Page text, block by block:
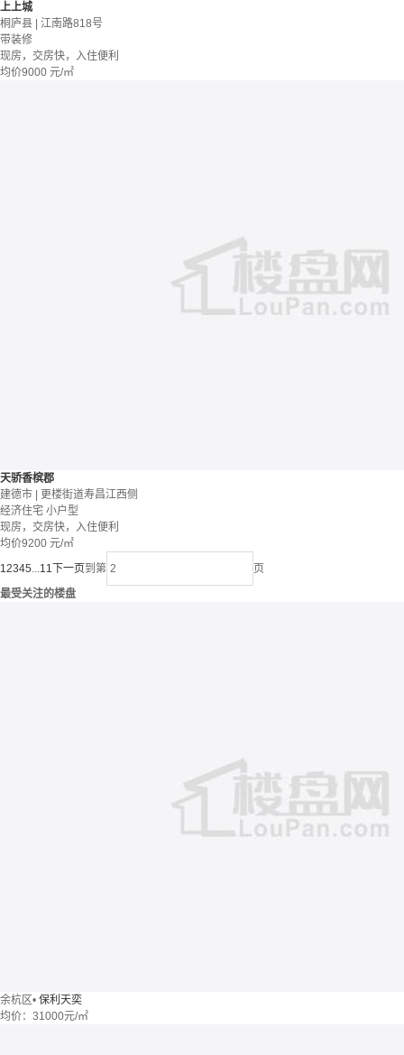
上上城
桐庐县 | 江南路818号
带装修
现房，交房快，入住便利
均价9000 元/㎡
天骄香槟郡
建德市 | 更楼街道寿昌江西侧
经济住宅 小户型
现房，交房快，入住便利
均价9200 元/㎡
12345...11 下一页到第
页
最受关注的楼盘
余杭区• 保利天奕
均价： 31000元/㎡